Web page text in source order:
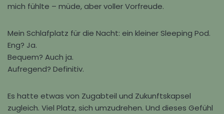
mich fühlte – müde, aber voller Vorfreude.
Mein Schlafplatz für die Nacht: ein kleiner Sleeping Pod.
Eng? Ja.
Bequem? Auch ja.
Aufregend? Definitiv.
Es hatte etwas von Zugabteil und Zukunftskapsel
zugleich. Viel Platz, sich umzudrehen. Und dieses Gefühl